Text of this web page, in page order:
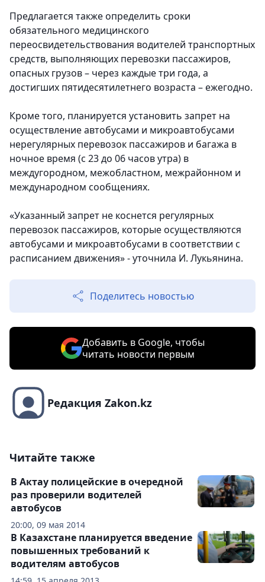
Предлагается также определить сроки
обязательного медицинского
переосвидетельствования водителей транспортных
средств, выполняющих перевозки пассажиров,
опасных грузов – через каждые три года, а
достигших пятидесятилетнего возраста – ежегодно.
Кроме того, планируется установить запрет на
осуществление автобусами и микроавтобусами
нерегулярных перевозок пассажиров и багажа в
ночное время (с 23 до 06 часов утра) в
междугородном, межобластном, межрайонном и
международном сообщениях.
«Указанный запрет не коснется регулярных
перевозок пассажиров, которые осуществляются
автобусами и микроавтобусами в соответствии с
расписанием движения» - уточнила И. Лукьянина.
Поделитесь новостью
Добавить в Google, чтобы
читать новости первым
Редакция Zakon.kz
Читайте также
20:00, 09 мая 2014
В Актау полицейские в очередной
раз проверили водителей
автобусов
В Казахстане планируется введение
повышенных требований к
водителям автобусов